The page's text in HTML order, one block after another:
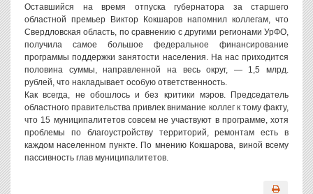
Оставшийся на время отпуска губернатора за старшего
областной премьер Виктор Кокшаров напомнил коллегам, что
Свердловская область, по сравнению с другими регионами УрФО,
получила самое большое федеральное финансирование
программы поддержки занятости населения. На нас приходится
половина суммы, направленной на весь округ, — 1,5 млрд.
рублей, что накладывает особую ответственность.
Как всегда, не обошлось и без критики мэров. Председатель
областного правительства привлек внимание коллег к тому факту,
что 15 муниципалитетов совсем не участвуют в программе, хотя
проблемы по благоустройству территорий, ремонтам есть в
каждом населенном пункте. По мнению Кокшарова, виной всему
пассивность глав муниципалитетов.